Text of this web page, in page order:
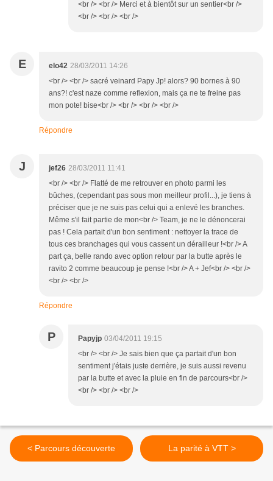
<br /> <br /> Merci et à bientôt sur un sentier<br />
<br /> <br /> <br />
E elo42 28/03/2011 14:26
<br /> <br /> sacré veinard Papy Jp! alors? 90 bornes à 90
ans?! c'est naze comme reflexion, mais ça ne te freine pas
mon pote! bise<br /> <br /> <br /> <br />
Répondre
J jef26 28/03/2011 11:41
<br /> <br /> Flatté de me retrouver en photo parmi les
bûches, (cependant pas sous mon meilleur profil...), je tiens à
préciser que je ne suis pas celui qui a enlevé les branches.
Même s'il fait partie de mon<br /> Team, je ne le dénoncerai
pas ! Cela partait d'un bon sentiment : nettoyer la trace de
tous ces branchages qui vous cassent un dérailleur !<br /> A
part ça, belle rando avec option retour par la butte après le
ravito 2 comme beaucoup je pense !<br /> A + Jef<br /> <br />
<br /> <br />
Répondre
P Papyjp 03/04/2011 19:15
<br /> <br /> Je sais bien que ça partait d'un bon
sentiment j'étais juste derrière, je suis aussi revenu
par la butte et avec la pluie en fin de parcours<br />
<br /> <br /> <br />
< Parcours découverte La parité à VTT >